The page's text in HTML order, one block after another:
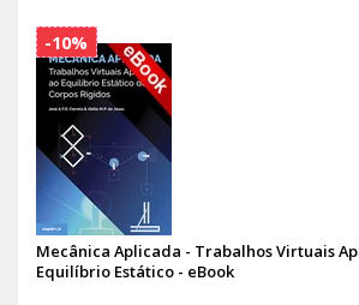
Mecânica Aplicada - Trabalhos Virtuais
Equilíbrio Estático - eBook
-10%